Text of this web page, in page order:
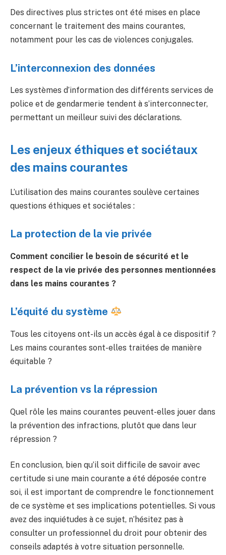
Des directives plus strictes ont été mises en place
concernant le traitement des mains courantes,
notamment pour les cas de violences conjugales.
L’interconnexion des données
Les systèmes d’information des différents services de
police et de gendarmerie tendent à s’interconnecter,
permettant un meilleur suivi des déclarations.
Les enjeux éthiques et sociétaux
des mains courantes
L’utilisation des mains courantes soulève certaines
questions éthiques et sociétales :
La protection de la vie privée
Comment concilier le besoin de sécurité et le
respect de la vie privée des personnes mentionnées
dans les mains courantes ?
L’équité du système
Tous les citoyens ont-ils un accès égal à ce dispositif ?
Les mains courantes sont-elles traitées de manière
équitable ?
La prévention vs la répression
Quel rôle les mains courantes peuvent-elles jouer dans
la prévention des infractions, plutôt que dans leur
répression ?
En conclusion, bien qu’il soit difficile de savoir avec
certitude si une main courante a été déposée contre
soi, il est important de comprendre le fonctionnement
de ce système et ses implications potentielles. Si vous
avez des inquiétudes à ce sujet, n’hésitez pas à
consulter un professionnel du droit pour obtenir des
conseils adaptés à votre situation personnelle.